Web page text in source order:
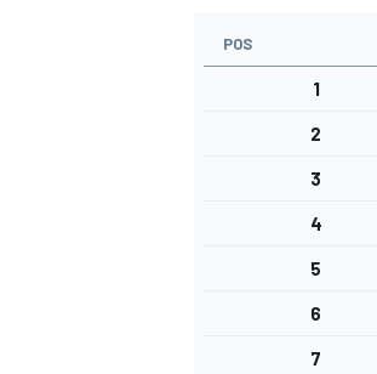
POS
1
2
3
4
5
6
7